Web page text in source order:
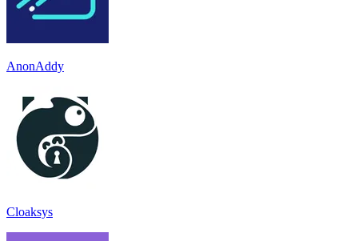
AnonAddy
Cloaksys